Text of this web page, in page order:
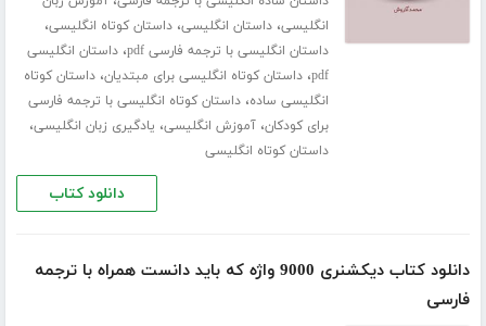
انگلیسی،داستان انگلیسی،داستان کوتاه انگلیسی،
داستان انگلیسی با ترجمه فارسی pdf ،داستان انگلیسی
pdf،داستان کوتاه انگلیسی برای مبتدیان،داستان کوتاه
انگلیسی ساده،داستان کوتاه انگلیسی با ترجمه فارسی
برای کودکان،آموزش انگلیسی، یادگیری زبان انگلیسی،
داستان کوتاه انگلیسی
دانلود کتاب
دانلود کتاب دیکشنری 9000 واژه که باید دانست همراه با ترجمه
فارسی